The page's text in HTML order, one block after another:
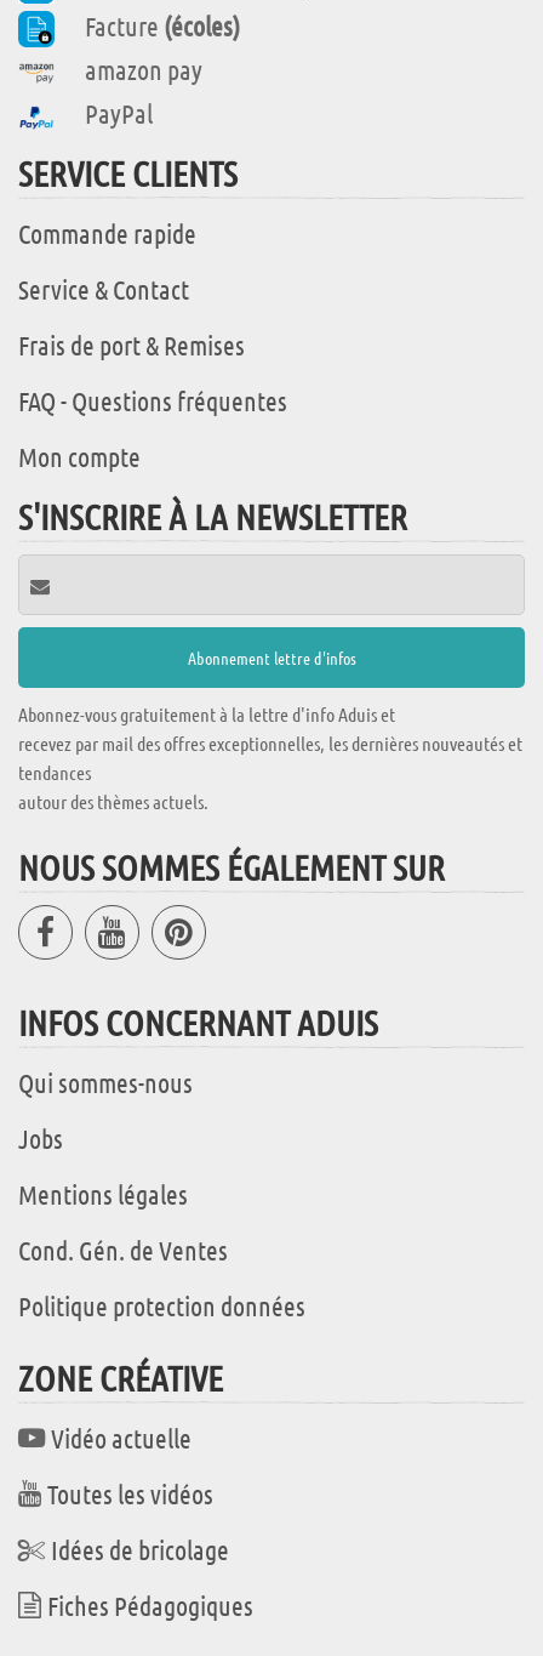
Facture (écoles)
amazon pay
PayPal
SERVICE CLIENTS
Commande rapide
Service & Contact
Frais de port & Remises
FAQ - Questions fréquentes
Mon compte
S'INSCRIRE À LA NEWSLETTER
Abonnez-vous gratuitement à la lettre d'info Aduis et
recevez par mail des offres exceptionnelles, les dernières nouveautés et
tendances
autour des thèmes actuels.
NOUS SOMMES ÉGALEMENT SUR
INFOS CONCERNANT ADUIS
Qui sommes-nous
Jobs
Mentions légales
Cond. Gén. de Ventes
Politique protection données
ZONE CRÉATIVE
Vidéo actuelle
Toutes les vidéos
Idées de bricolage
Fiches Pédagogiques